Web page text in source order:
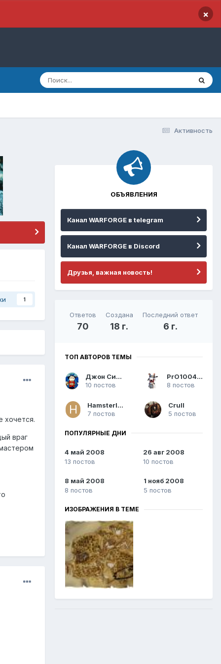
×
Активность
1
хочется.
враг
ОБЪЯВЛЕНИЯ
Канал WARFORGE в telegram
Канал WARFORGE в Discord
Друзья, важная новость!
Ответов
70
Создана
18 г.
Последний ответ
6 г.
ТОП АВТОРОВ ТЕМЫ
Джон Сильвер
10 постов
PrO1004eJI
8 постов
Hamsterling
7 постов
Crull
5 постов
ПОПУЛЯРНЫЕ ДНИ
4 май 2008
13 постов
26 авг 2008
10 постов
8 май 2008
8 постов
1 нояб 2008
5 постов
ИЗОБРАЖЕНИЯ В ТЕМЕ